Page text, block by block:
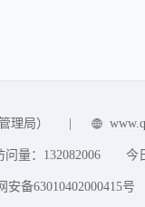
理局）
问量： 132082006 今
安备63010402000415号